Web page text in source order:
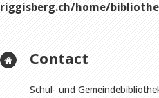
riggisberg.ch/home/
Contact
Schul- und